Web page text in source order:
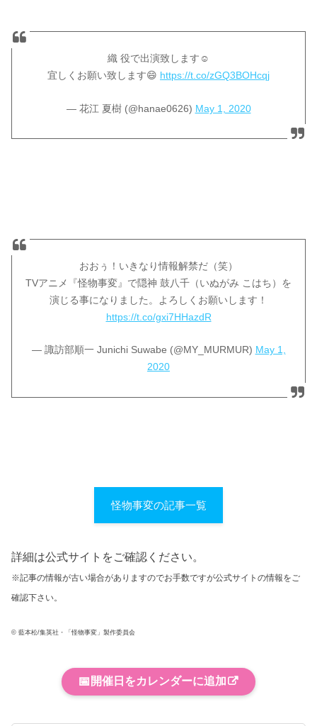
織 役で出演致します☺️
宜しくお願い致します😄 https://t.co/zGQ3BOHcqj
— 花江 夏樹 (@hanae0626) May 1, 2020
おおぅ！いきなり情報解禁だ（笑）
TVアニメ『怪物事変』で隠神 鼓八千（いぬがみ こはち）を
演じる事になりました。よろしくお願いします！
https://t.co/gxi7HHazdR
— 諏訪部順一 Junichi Suwabe (@MY_MURMUR) May 1,
2020
怪物事変の記事一覧
詳細は公式サイトをご確認ください。
※記事の情報が古い場合がありますのでお手数ですが公式サイトの情報をご
確認下さい。
© 藍本松/集英社・「怪物事変」製作委員会
📅 開催日をカレンダーに追加